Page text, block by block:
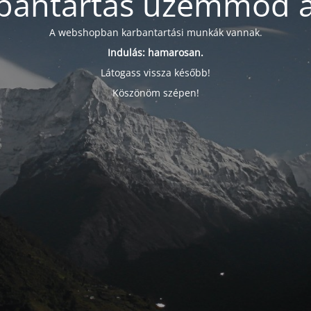
A webshopban karbantartási munkák vannak.
Indulás: hamarosan.
Látogass vissza később!
Köszönöm szépen!